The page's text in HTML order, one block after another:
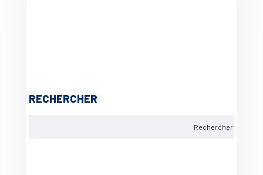
RECHERCHER